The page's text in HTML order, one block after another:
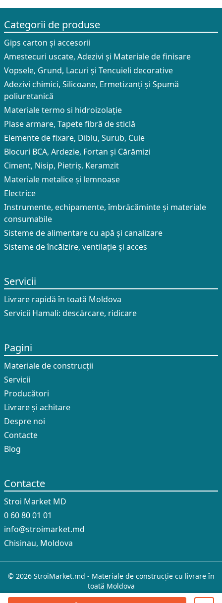
Categorii de produse
Gips carton și accesorii
Amestecuri uscate, Adezivi şi Materiale de finisare
Vopsele, Grund, Lacuri și Tencuieli decorative
Adezivi chimici, Silicoane, Ermetizanți și Spumă
poliuretanică
Materiale termo si hidroizolație
Plase armare, Tapete fibră de sticlă
Elemente de fixare, Diblu, Surub, Cuie
Blocuri BCA, Ardezie, Fortan și Cărămizi
Ciment, Nisip, Pietriș, Keramzit
Materiale metalice și lemnoase
Electrice
Instrumente, echipamente, îmbrăcăminte și materiale
consumabile
Sisteme de alimentare cu apă și canalizare
Sisteme de încălzire, ventilație și acces
Servicii
Livrare rapidă în toată Moldova
Servicii Hamali: descărcare, ridicare
Pagini
Materiale de construcții
Servicii
Producători
Livrare și achitare
Despre noi
Contacte
Blog
Contacte
Stroi Market MD
0 60 80 01 01
info@stroimarket.md
Chisinau, Moldova
© 2026 StroiMarket.md - Materiale de construcție cu livrare în
toată Moldova